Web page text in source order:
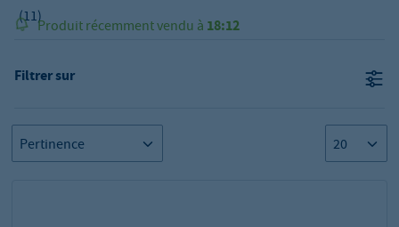
(11)
Produit récemment vendu à 18:12
Filtrer sur